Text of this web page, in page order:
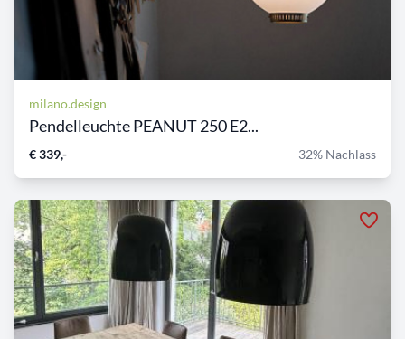
milano.design
Pendelleuchte PEANUT 250 E2...
€ 339,- 32% Nachlass